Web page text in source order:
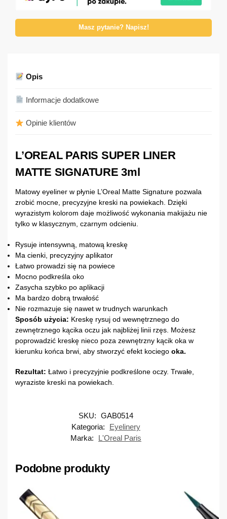
Masz pytanie? Napisz!
Opis
Informacje dodatkowe
Opinie klientów
L’OREAL PARIS SUPER LINER
MATTE SIGNATURE 3ml
Matowy eyeliner w płynie L’Oreal Matte Signature pozwala
zrobić mocne, precyzyjne kreski na powiekach. Dzięki
wyrazistym kolorom daje możliwość wykonania makijażu nie
tylko w klasycznym, czarnym odcieniu.
Rysuje intensywną, matową kreskę
Ma cienki, precyzyjny aplikator
Łatwo prowadzi się na powiece
Mocno podkreśla oko
Zasycha szybko po aplikacji
Ma bardzo dobrą trwałość
Nie rozmazuje się nawet w trudnych warunkach
Sposób użycia: Kreskę rysuj od wewnętrznego do
zewnętrznego kącika oczu jak najbliżej linii rzęs. Możesz
poprowadzić kreskę nieco poza zewnętrzny kącik oka w
kierunku końca brwi, aby stworzyć efekt kociego oka.
Rezultat: Łatwo i precyzyjnie podkreślone oczy. Trwałe,
wyraziste kreski na powiekach.
SKU: GAB0514
Kategoria:
Eyelinery
Marka:
L'Oreal Paris
Podobne produkty